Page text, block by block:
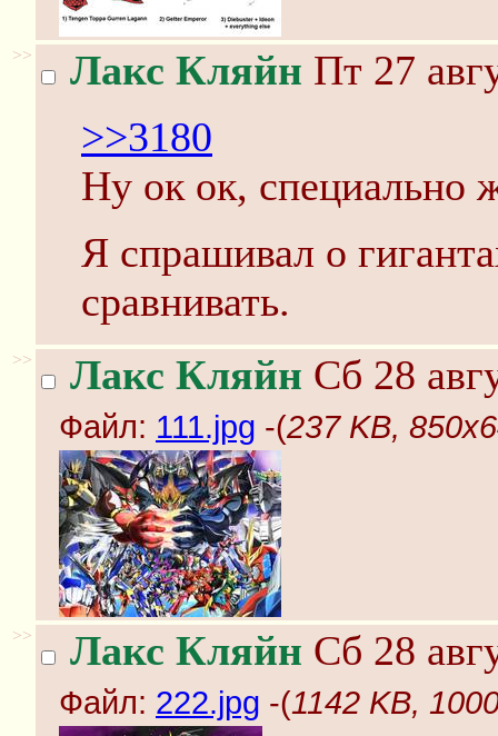
>> Лакс Кляйн Пт 27
>>3180
Ну ок ок, специально
Я спрашивал о
сравнивать.
>> Лакс Кляйн Сб 28
Файл: 111.jpg -(237 KB,
>> Лакс Кляйн Сб 28
Файл: 222.jpg -(1142 KB,